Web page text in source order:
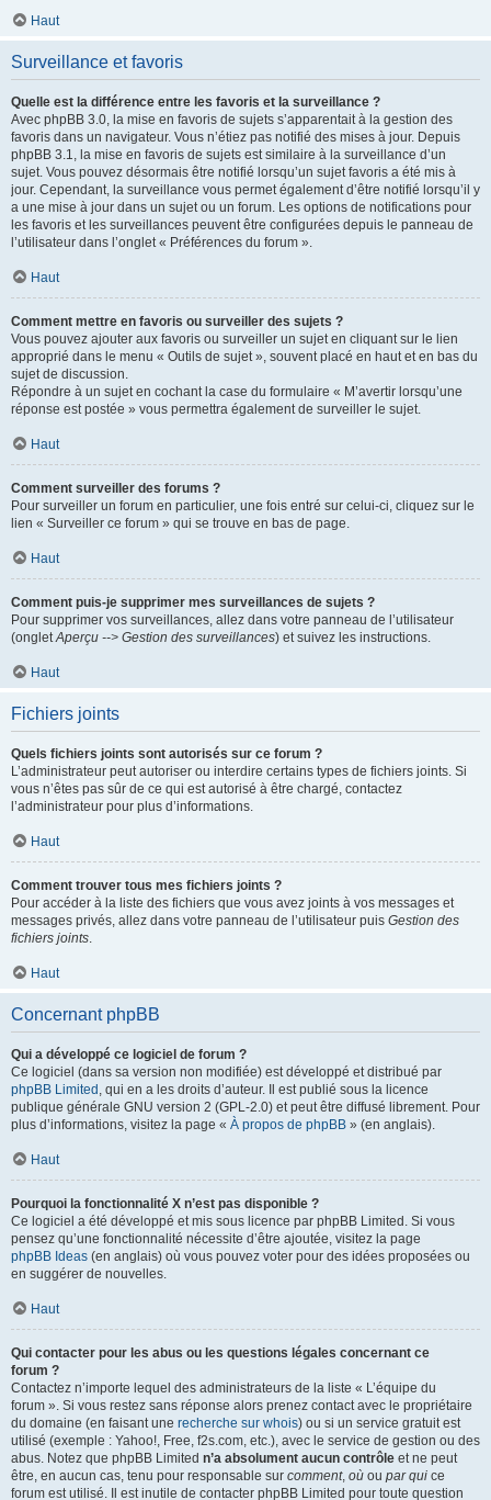
Haut
Surveillance et favoris
Quelle est la différence entre les favoris et la surveillance ?
Avec phpBB 3.0, la mise en favoris de sujets s’apparentait à la gestion des
favoris dans un navigateur. Vous n’étiez pas notifié des mises à jour. Depuis
phpBB 3.1, la mise en favoris de sujets est similaire à la surveillance d’un
sujet. Vous pouvez désormais être notifié lorsqu’un sujet favoris a été mis à
jour. Cependant, la surveillance vous permet également d’être notifié lorsqu’il y
a une mise à jour dans un sujet ou un forum. Les options de notifications pour
les favoris et les surveillances peuvent être configurées depuis le panneau de
l’utilisateur dans l’onglet « Préférences du forum ».
Haut
Comment mettre en favoris ou surveiller des sujets ?
Vous pouvez ajouter aux favoris ou surveiller un sujet en cliquant sur le lien
approprié dans le menu « Outils de sujet », souvent placé en haut et en bas du
sujet de discussion.
Répondre à un sujet en cochant la case du formulaire « M’avertir lorsqu’une
réponse est postée » vous permettra également de surveiller le sujet.
Haut
Comment surveiller des forums ?
Pour surveiller un forum en particulier, une fois entré sur celui-ci, cliquez sur le
lien « Surveiller ce forum » qui se trouve en bas de page.
Haut
Comment puis-je supprimer mes surveillances de sujets ?
Pour supprimer vos surveillances, allez dans votre panneau de l’utilisateur
(ongletAperçu --> Gestion des surveillances) et suivez les instructions.
Haut
Fichiers joints
Quels fichiers joints sont autorisés sur ce forum ?
L’administrateur peut autoriser ou interdire certains types de fichiers joints. Si
vous n’êtes pas sûr de ce qui est autorisé à être chargé, contactez
l’administrateur pour plus d’informations.
Haut
Comment trouver tous mes fichiers joints ?
Pour accéder à la liste des fichiers que vous avez joints à vos messages et
messages privés, allez dans votre panneau de l’utilisateur puis Gestion des
fichiers joints.
Haut
Concernant phpBB
Qui a développé ce logiciel de forum ?
Ce logiciel (dans sa version non modifiée) est développé et distribué par
phpBB Limited , qui en a les droits d’auteur. Il est publié sous la licence
publique générale GNU version 2 (GPL-2.0) et peut être diffusé librement. Pour
plus d’informations, visitez la page « À propos de phpBB » (en anglais).
Haut
Pourquoi la fonctionnalité X n’est pas disponible ?
Ce logiciel a été développé et mis sous licence par phpBB Limited. Si vous
pensez qu’une fonctionnalité nécessite d’être ajoutée, visitez la page
phpBB Ideas (en anglais) où vous pouvez voter pour des idées proposées ou
en suggérer de nouvelles.
Haut
Qui contacter pour les abus ou les questions légales concernant ce
forum ?
Contactez n’importe lequel des administrateurs de la liste « L’équipe du
forum ». Si vous restez sans réponse alors prenez contact avec le propriétaire
du domaine (en faisant une recherche sur whois) ou si un service gratuit est
utilisé (exemple : Yahoo!, Free, f2s.com, etc.), avec le service de gestion ou des
abus. Notez que phpBB Limited n’a absolument aucun contrôle et ne peut
être, en aucun cas, tenu pour responsable sur comment, où ou par qui ce
forum est utilisé. Il est inutile de contacter phpBB Limited pour toute question